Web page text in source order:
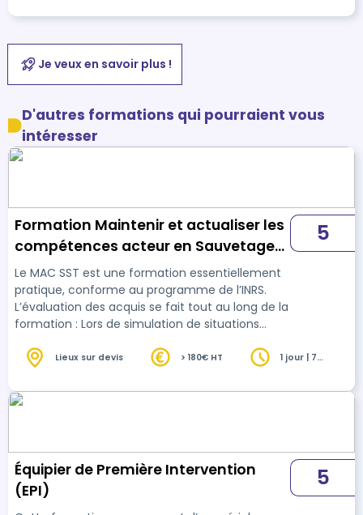
Je veux en savoir plus !
D'autres formations qui pourraient vous
intéresser
Formation Maintenir et actualiser les
compétences acteur en Sauvetage
Secourisme du Travail (SST)
Le MAC SST est une formation essentiellement
pratique, conforme au programme de l’INRS.
L’évaluation des acquis se fait tout au long de la
formation : Lors de simulation de situations
et les gestes de secours sont revus. Pour
proposée par le salarié. Chaque participant a
l’occasion de mettre en œuvre l’ensemble de la
5
Lieux sur devis > 180€ HT
1 jour | 7
Équipier de Première Intervention
(EPI)
5